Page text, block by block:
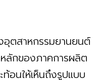
ตสาหกรรมยานยนต์
ลักของภาคการผลิต
อนให้เห็นถึงรูปแบบ